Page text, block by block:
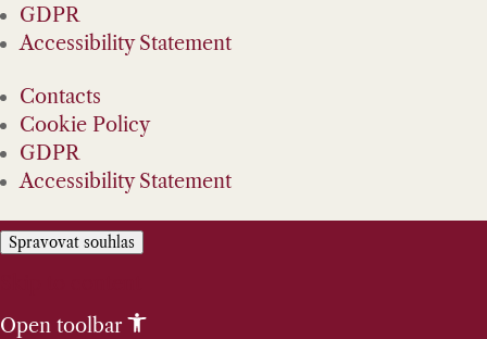
GDPR
Accessibility Statement
Contacts
Cookie Policy
GDPR
Accessibility Statement
Spravovat souhlas
Open toolbar